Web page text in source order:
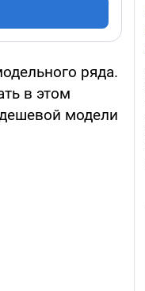
ряда.
в этом
модели